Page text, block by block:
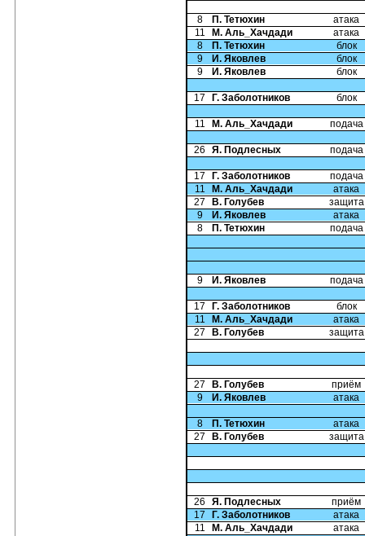
8 П. Тетюхин
атака
11
М. Аль_Хачдади
атака
8
П. Тетюхин
блок
9
И. Яковлев
блок
9
И. Яковлев блок
17 Г. Заболотников блок
11 М. Аль_Хачдади подача
26 Я. Подлесных подача
17 Г. Заболотников
подача
11
М. Аль_Хачдади
атака
27
В. Голубев
защита
9
И. Яковлев
атака
8
П. Тетюхин подача
9 И. Яковлев подача
17 Г. Заболотников
блок
11
М. Аль_Хачдади
атака
27
В. Голубев защита
27 В. Голубев
приём
9
И. Яковлев атака
8 П. Тетюхин
атака
27
В. Голубев защита
26 Я. Подлесных
приём
17
Г. Заболотников
атака
11
М. Аль_Хачдади атака